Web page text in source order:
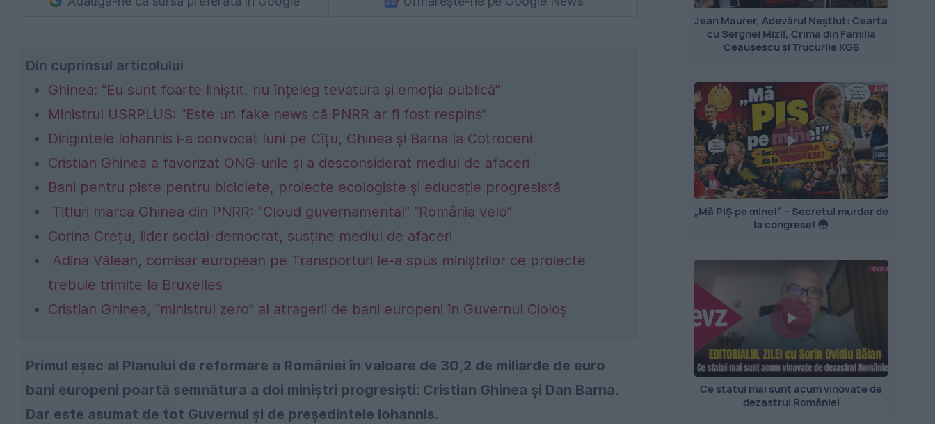
Din cuprinsul articolului
Ghinea: “Eu sunt foarte liniștit, nu înțeleg tevatura și emoția publică”
Ministrul USRPLUS: “Este un fake news că PNRR ar fi fost respins”
Dirigintele Iohannis i-a convocat luni pe Cîțu, Ghinea și Barna la Cotroceni
Cristian Ghinea a favorizat ONG-urile și a desconsiderat mediul de afaceri
Bani pentru piste pentru biciclete, proiecte ecologiste și educație progresistă
Titluri marca Ghinea din PNRR: “Cloud guvernamental” “România velo”
Corina Crețu, lider social-democrat, susține mediul de afaceri
Adina Vălean, comisar european pe Transporturi le-a spus miniștrilor ce proiecte
trebuie trimite la Bruxelles
Cristian Ghinea, “ministrul zero” al atragerii de bani europeni în Guvernul Cioloș
Primul eșec al Planului de reformare a României în valoare de 30,2 de miliarde de euro
bani europeni poartă semnătura a doi miniștri progresiști: Cristian Ghinea și Dan Barna.
Dar este asumat de tot Guvernul și de președintele Iohannis.
Jean Maurer, Adevărul Neștiut: Cearta
cu Serghei Mizil, Crima din Familia
Ceaușescu și Trucurile KGB
„Mă PIȘ pe mine!” – Secretul murdar de
la congrese! 😳
Ce statui mai sunt acum vinovate de
dezastrul României